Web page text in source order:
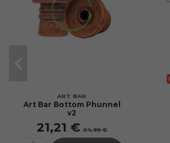
ART BAR
Art Bar Bottom Phunnel
v2
21,21 € 24,95 €